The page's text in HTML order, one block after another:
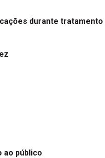
durante tratamento
ao público